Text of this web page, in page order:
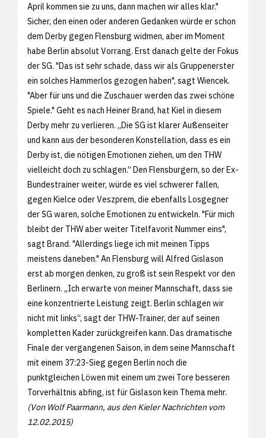
April kommen sie zu uns, dann machen wir alles klar."
Sicher, den einen oder anderen Gedanken würde er schon
dem Derby gegen Flensburg widmen, aber im Moment
habe Berlin absolut Vorrang. Erst danach gelte der Fokus
der SG. "Das ist sehr schade, dass wir als Gruppenerster
ein solches Hammerlos gezogen haben", sagt Wiencek.
"Aber für uns und die Zuschauer werden das zwei schöne
Spiele." Geht es nach Heiner Brand, hat Kiel in diesem
Derby mehr zu verlieren. „Die SG ist klarer Außenseiter
und kann aus der besonderen Konstellation, dass es ein
Derby ist, die nötigen Emotionen ziehen, um den THW
vielleicht doch zu schlagen.“ Den Flensburgern, so der Ex-
Bundestrainer weiter, würde es viel schwerer fallen,
gegen Kielce oder Veszprem, die ebenfalls Losgegner
der SG waren, solche Emotionen zu entwickeln. "Für mich
bleibt der THW aber weiter Titelfavorit Nummer eins",
sagt Brand. "Allerdings liege ich mit meinen Tipps
meistens daneben." An Flensburg will Alfred Gislason
erst ab morgen denken, zu groß ist sein Respekt vor den
Berlinern. „Ich erwarte von meiner Mannschaft, dass sie
eine konzentrierte Leistung zeigt. Berlin schlagen wir
nicht mit links“, sagt der THW-Trainer, der auf seinen
kompletten Kader zurückgreifen kann. Das dramatische
Finale der vergangenen Saison, in dem seine Mannschaft
mit einem 37:23-Sieg gegen Berlin noch die
punktgleichen Löwen mit einem um zwei Tore besseren
Torverhältnis abfing, ist für Gislason kein Thema mehr.
(Von Wolf Paarmann, aus den Kieler Nachrichten vom
12.02.2015)